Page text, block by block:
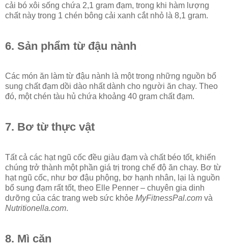
cải bó xôi sống chứa 2,1 gram đạm, trong khi hàm lượng
chất này trong 1 chén bông cải xanh cắt nhỏ là 8,1 gram.
6. Sản phẩm từ đậu nành
Các món ăn làm từ đậu nành là một trong những nguồn bổ
sung chất đạm dồi dào nhất dành cho người ăn chay. Theo
đó, một chén tàu hủ chứa khoảng 40 gram chất đạm.
7. Bơ từ thực vật
Tất cả các hạt ngũ cốc đều giàu đạm và chất béo tốt, khiến
chúng trở thành một phần giá trị trong chế độ ăn chay. Bơ từ
hạt ngũ cốc, như bơ đậu phộng, bơ hạnh nhân, lại là nguồn
bổ sung đạm rất tốt, theo Elle Penner – chuyên gia dinh
dưỡng của các trang web sức khỏe MyFitnessPal.com và
Nutritionella.com.
8. Mì căn